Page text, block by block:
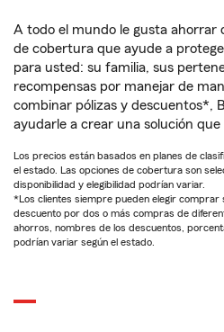
A todo el mundo le gusta ahorrar
de cobertura que ayude a
para usted: su familia, sus
recompensas por manejar de
combinar pólizas y descuentos*,
ayudarle a crear una solución
Los precios están basados en planes de
el estado. Las opciones de cobertura son
disponibilidad y elegibilidad podrían variar.
*Los clientes siempre pueden elegir comprar
descuento por dos o más compras de
ahorros, nombres de los descuentos,
podrían variar según el estado.